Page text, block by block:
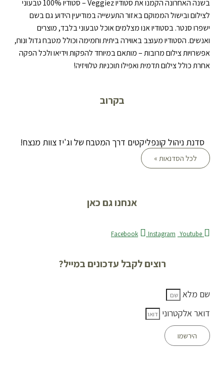
בשנה האחרונה הקמנו את סטודיו Veggiez – סטודיו 100% טבעוני
לצילום ובישול הממוקם באזור התעשייה במודיעין הידוע גם בשם
ישפרו סנטר. בסטודיו אנו מצלמים אוכל טבעוני בלבד, מוצרים
ואנשים. הסטודיו מעוצב באווירה ביתית וחמימה וכולל מטבח גדול ונוח,
אפשרויות צילום מרובות – מותאם במיוחד להפקות וידיאו ולכל הפקה
אחרת כולל צילום תדמית ואפילו תוכניות טלוויזיה!
בקרוב
סדנת ניהול קונפליקטים דרך המטבח של וג'יז צוות מנצח!
לכל הסדנאות »
אנחנו גם כאן
Facebook Instagram Youtube
רוצים לקבל עדכונים במייל?
שם מלא
דואר אלקטרוני
הירשמו